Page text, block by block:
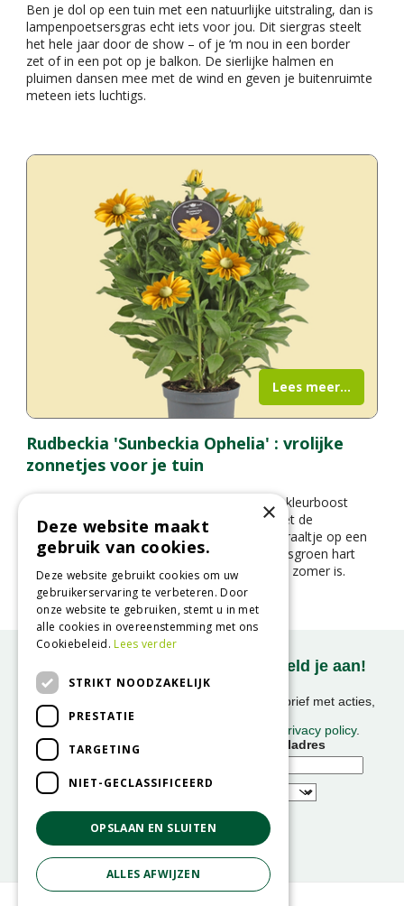
Ben je dol op een tuin met een natuurlijke uitstraling, dan is
lampenpoetsersgras echt iets voor jou. Dit siergras steelt
het hele jaar door de show – of je ‘m nou in een border
zet of in een pot op je balkon. De sierlijke halmen en
pluimen dansen mee met de wind en geven je buitenruimte
meteen iets luchtigs.
Rudbeckia 'Sunbeckia Ophelia' : vrolijke
zonnetjes voor je tuin
Op zoek naar een plant die je tuin een flinke kleurboost
geeft in de zomer en herfst? Maak kennis met de
Rudbeckia ‘Sunbeckia Ophelia’ – een zonnestraaltje op een
steel. Met haar knalgele bloemblaadjes en frisgroen hart
fleurt ze elke border of pot op alsof het altijd zomer is.
Lees meer...
Onze nieuwsbrief ontvangen? Meld je aan!
Ontvang ongeveer 1x per week onze nieuwsbrief met acties,
We slaan uw gegevens op conform onze
privacy policy.
Voornaam
E-mailadres
×
Deze website maakt
gebruik van cookies.
Deze website gebruikt cookies om uw
gebruikerservaring te verbeteren. Door
onze website te gebruiken, stemt u in met
alle cookies in overeenstemming met ons
Cookiebeleid.Lees verder
STRIKT NOODZAKELIJK
PRESTATIE
TARGETING
NIET-GECLASSIFICEERD
OPSLAAN EN SLUITEN
ALLES AFWIJZEN